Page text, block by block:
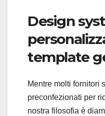
Design
template
Mentre molti fornitori
preconfezionati per
nostra filosofia è